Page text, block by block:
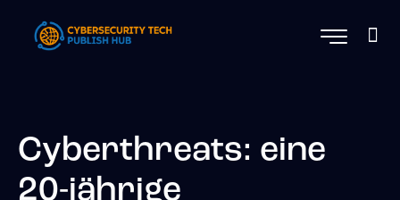
Cyberthreats: eine
20-jährige